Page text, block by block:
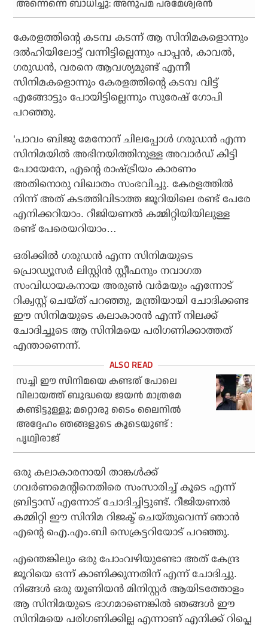
അന്നെന്നെ ബാധിച്ചു: അനുപമ പരമേശ്വരന്‍
കേരളത്തിന്റെ കടമ്പ കടന്ന് ആ സിനിമകളൊന്നും
ദല്‍ഹിയിലോട്ട് വന്നിട്ടില്ലെന്നും പാപ്പന്‍, കാവല്‍,
ഗരുഡന്‍, വരനെ ആവശ്യമുണ്ട് എന്നീ
സിനിമകളൊന്നും കേരളത്തിന്റെ കടമ്പ വിട്ട്
എങ്ങോട്ടും പോയിട്ടില്ലെന്നും സുരേഷ് ഗോപി
പറഞ്ഞു.
‘പാവം ബിജു മേനോന് ചിലപ്പോള്‍ ഗരുഡന്‍ എന്ന
സിനിമയില്‍ അഭിനയിത്തിനുള്ള അവാര്‍ഡ് കിട്ടി
പോയേനേ, എന്റെ രാഷ്ട്രീയം കാരണം
അതിനൊരു വിഖാതം സംഭവിച്ചു. കേരളത്തില്‍
നിന്ന് അത് കടത്തിവിടാത്ത ജൂറിയിലെ രണ്ട് പേരേ
എനിക്കറിയാം. റീജിയണല്‍ കമ്മിറ്റിയിയിലുള്ള
രണ്ട് പേരെയറിയാം…
ഒരിക്കില്‍ ഗരുഡന്‍ എന്ന സിനിമയുടെ
പ്രൊഡ്യൂസര്‍ ലിസ്റ്റിന്‍ സ്റ്റീഫനും നവാഗത
സംവിധായകനായ അരുണ്‍ വര്‍മയും എന്നോട്
റിക്വസ്റ്റ് ചെയ്ത് പറഞ്ഞു, മന്ത്രിയായി ചോദിക്കണ്ട
ഈ സിനിമയുടെ കലാകാരന്‍ എന്ന് നിലക്ക്
ചോദിച്ചൂടെ ആ സിനിമയെ പരിഗണിക്കാത്തത്
എന്താണെന്ന്.
സച്ചി ഈ സിനിമയെ കണ്ടത് പോലെ
വിലായത്ത് ബുദ്ധയെ ജയന്‍ മാത്രമേ
കണ്ടിട്ടുള്ളു; മറ്റൊരു ടൈം ലൈനില്‍
അദ്ദേഹം ഞങ്ങളുടെ കൂടെയുണ്ട് :
പൃഥ്വിരാജ്
ഒരു കലാകാരനായി താങ്കള്‍ക്ക്
ഗവര്‍ണമെന്റിനെതിരെ സംസാരിച്ച് കൂടെ എന്ന്
ബ്രിട്ടാസ് എന്നോട് ചോദിച്ചിട്ടുണ്ട്. റീജിയണല്‍
കമ്മിറ്റി ഈ സിനിമ റിജക്ട് ചെയ്തുവെന്ന് ഞാന്‍
എന്റെ ഐ.എം.ബി സെക്രട്ടറിയോട് പറഞ്ഞു.
എന്തെങ്കിലും ഒരു പോംവഴിയുണ്ടോ അത് കേന്ദ്ര
ജൂറിയെ ഒന്ന് കാണിക്കുന്നതിന് എന്ന് ചോദിച്ചു.
നിങ്ങള്‍ ഒരു യൂണിയന്‍ മിനിസ്റ്റര്‍ ആയിടത്തോളം
ആ സിനിമയുടെ ഭാഗമാണെങ്കില്‍ ഞങ്ങള്‍ ഈ
സിനിമയെ പരിഗണിക്കില്ല എന്നാണ് എനിക്ക് റിപ്ലെ